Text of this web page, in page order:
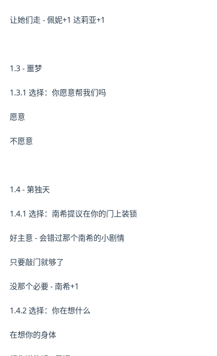
让她们走 - 佩妮+1 达莉亚+1
1.3 - 噩梦
1.3.1 选择：你愿意帮我们吗
愿意
不愿意
1.4 - 第独天
1.4.1 选择：南希提议在你的门上装锁
好主意 - 会错过那个南希的小剧情
只要敲门就够了
没那个必要 - 南希+1
1.4.2 选择：你在想什么
在想你的身体